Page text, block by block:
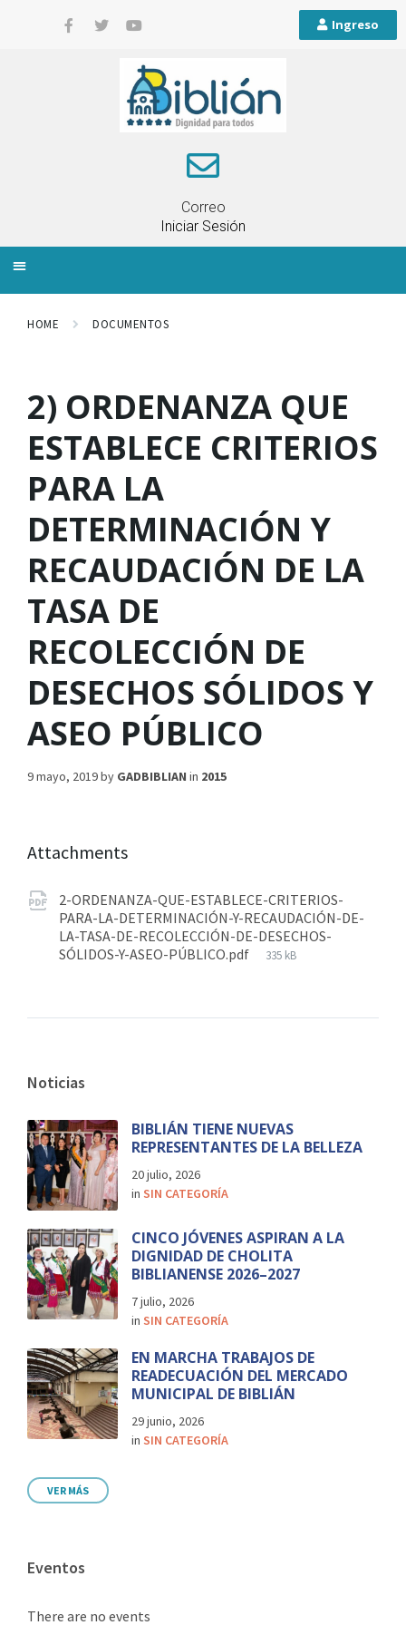
Ingreso
Correo
Iniciar Sesión
HOME DOCUMENTOS
2) ORDENANZA QUE
ESTABLECE CRITERIOS
PARA LA
DETERMINACIÓN Y
RECAUDACIÓN DE LA
TASA DE
RECOLECCIÓN DE
DESECHOS SÓLIDOS Y
ASEO PÚBLICO
9 mayo, 2019by GADBIBLIAN in 2015
Attachments
2-ORDENANZA-QUE-ESTABLECE-CRITERIOS-
PARA-LA-DETERMINACIÓN-Y-RECAUDACIÓN-DE-
LA-TASA-DE-RECOLECCIÓN-DE-DESECHOS-
SÓLIDOS-Y-ASEO-PÚBLICO.pdf
335 kB
Noticias
BIBLIÁN TIENE NUEVAS
REPRESENTANTES DE LA BELLEZA
20 julio, 2026
in SIN CATEGORÍA
CINCO JÓVENES ASPIRAN A LA
DIGNIDAD DE CHOLITA
BIBLIANENSE 2026–2027
7 julio, 2026
in SIN CATEGORÍA
EN MARCHA TRABAJOS DE
READECUACIÓN DEL MERCADO
MUNICIPAL DE BIBLIÁN
29 junio, 2026
in SIN CATEGORÍA
VER MÁS
Eventos
There are no events